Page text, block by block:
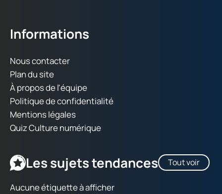
Informations
Nous contacter
Plan du site
À propos de l'équipe
Politique de confidentialité
Mentions légales
Quiz Culture numérique
Les sujets tendances Tout voir
Aucune étiquette à afficher